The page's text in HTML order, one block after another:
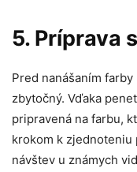
5. Príprava
Pred nanášaním
zbytočný. Vďaka
pripravená na farbu,
krokom k zjednoteniu
návštev u známych